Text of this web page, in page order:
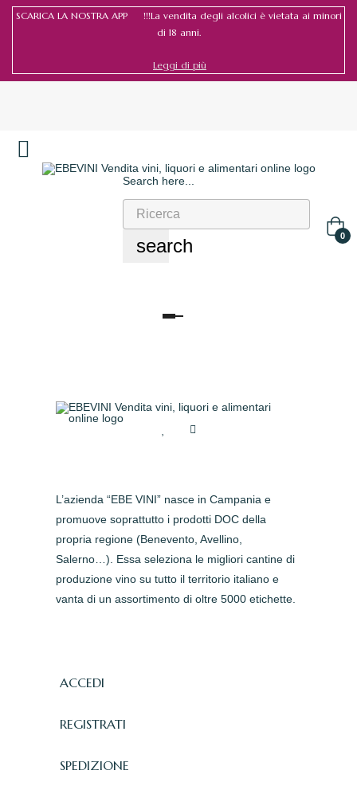
SCARICA LA NOSTRA APP !!!La vendita degli alcolici è vietata ai minori
di 18 anni.
Leggi di più
Search here...
search 0
navigazione
L’azienda “EBE VINI” nasce in Campania e
promuove soprattutto i prodotti DOC della
propria regione (Benevento, Avellino,
Salerno…). Essa seleziona le migliori cantine di
produzione vino su tutto il territorio italiano e
vanta di un assortimento di oltre 5000 etichette.
ACCEDI
REGISTRATI
SPEDIZIONE